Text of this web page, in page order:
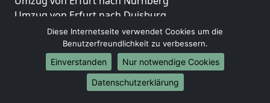
Umzug von Erfurt nach Duisburg
Umzug von Erfurt nach Bochum
Umzug von Erfurt nach Wuppertal
Umzug von Erfurt nach Bielefeld
Umzug von Erfurt nach Bonn
Umzug von Erfurt nach Münster
Diese Internetseite verwendet Cookies um die
Benutzerfreundlichkeit zu verbessern.
Einverstanden
Nur notwendige Cookies
Datenschutzerklärung